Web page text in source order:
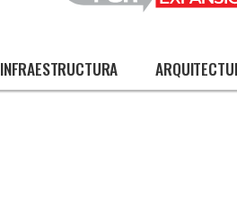
INFRAESTRUCTURA